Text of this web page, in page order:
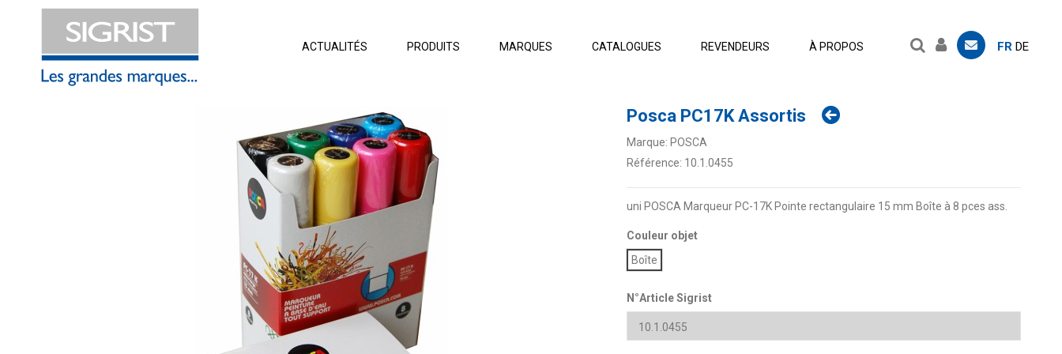
ACTUALITÉS PRODUITS MARQUES CATALOGUES REVENDEURS À PROPOS FR DE
Posca PC17K Assortis
Marque: POSCA
Référence: 10.1.0455
uni POSCA Marqueur PC-17K Pointe rectangulaire 15 mm Boîte à 8 pces ass.
Couleur objet
Boîte
N°Article Sigrist